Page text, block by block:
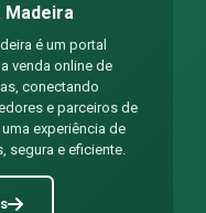
Madeira
é um portal
venda online de
conectando
e parceiros de
experiência de
segura e eficiente.